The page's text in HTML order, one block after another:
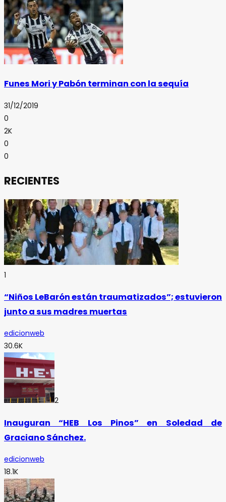
Funes Mori y Pabón terminan con la sequía
31/12/2019
0
2K
0
0
RECIENTES
1
“Niños LeBarón están traumatizados”; estuvieron
junto a sus madres muertas
edicionweb
30.6K
2
Inauguran “HEB Los Pinos” en Soledad de
Graciano Sánchez.
edicionweb
18.1K